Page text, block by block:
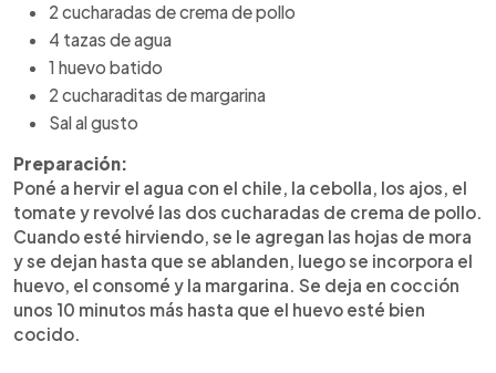
2 cucharadas de crema de pollo
4 tazas de agua
1 huevo batido
2 cucharaditas de margarina
Sal al gusto
Preparación:
Poné a hervir el agua con el chile, la cebolla, los ajos, el
tomate y revolvé las dos cucharadas de crema de pollo.
Cuando esté hirviendo, se le agregan las hojas de mora
y se dejan hasta que se ablanden, luego se incorpora el
huevo, el consomé y la margarina. Se deja en cocción
unos 10 minutos más hasta que el huevo esté bien
cocido.